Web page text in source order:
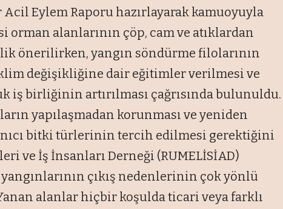
Eylem Raporu hazırlayarak kamuoyuyla
orman alanlarının çöp, cam ve atıklardan
önerilirken, yangın söndürme filolarının
değişikliğine dair eğitimler verilmesi ve
iş birliğinin artırılması çağrısında bulunuldu.
yapılaşmadan korunması ve yeniden
bitki türlerinin tercih edilmesi gerektiğini
ve İş İnsanları Derneği (RUMELİSİAD)
yangınlarının çıkış nedenlerinin çok yönlü
alanlar hiçbir koşulda ticari veya farklı